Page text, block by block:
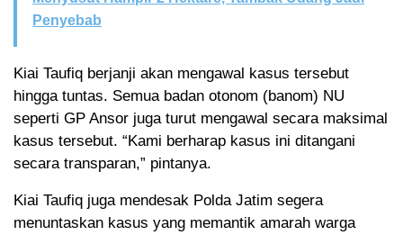
Penyebab
Kiai Taufiq berjanji akan mengawal kasus tersebut
hingga tuntas. Semua badan otonom (banom) NU
seperti GP Ansor juga turut mengawal secara maksimal
kasus tersebut. “Kami berharap kasus ini ditangani
secara transparan,” pintanya.
Kiai Taufiq juga mendesak Polda Jatim segera
menuntaskan kasus yang memantik amarah warga